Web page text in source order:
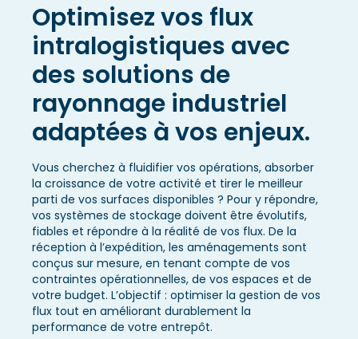
Optimisez vos flux
intralogistiques avec
des solutions de
rayonnage industriel
adaptées à vos enjeux.
Vous cherchez à fluidifier vos opérations, absorber
la croissance de votre activité et tirer le meilleur
parti de vos surfaces disponibles ? Pour y répondre,
vos systèmes de stockage doivent être évolutifs,
fiables et répondre à la réalité de vos flux. De la
réception à l’expédition, les aménagements sont
conçus sur mesure, en tenant compte de vos
contraintes opérationnelles, de vos espaces et de
votre budget. L’objectif : optimiser la gestion de vos
flux tout en améliorant durablement la
performance de votre entrepôt.